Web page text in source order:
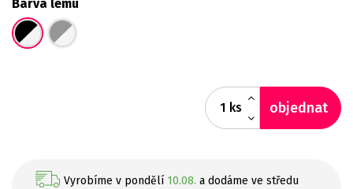
Barva lemu
ks objednat
Vyrobíme v pondělí 10.08. a dodáme ve středu